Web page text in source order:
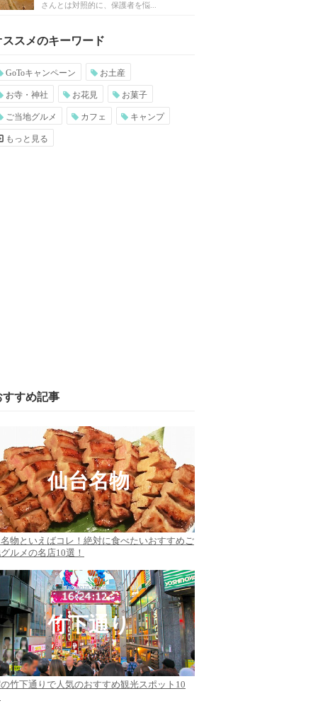
さんとは対照的に、保護者を悩...
ススメのキーワード
GoToキャンペーン お土産
お寺・神社 お花見 お菓子
ご当地グルメ カフェ キャンプ
もっと見る
すすめ記事
仙台名物
物といえばコレ！絶対に食べたいおすすめご
ルメの名店10選！
竹下通り
竹下通りで人気のおすすめ観光スポット10